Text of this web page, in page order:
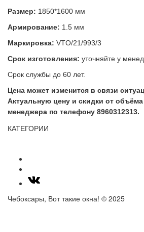
Размер: 1850*1600 мм
Армирование: 1.5 мм
Маркировка: VTO/21/993/3
Срок изготовления: уточняйте у
Срок службы до 60 лет.
Цена может изменится в связи
Актуальную цену и скидки от объёма
менеджера по телефону 8960312313.
КАТЕГОРИИ
Чебоксары, Вот такие окна! © 2025